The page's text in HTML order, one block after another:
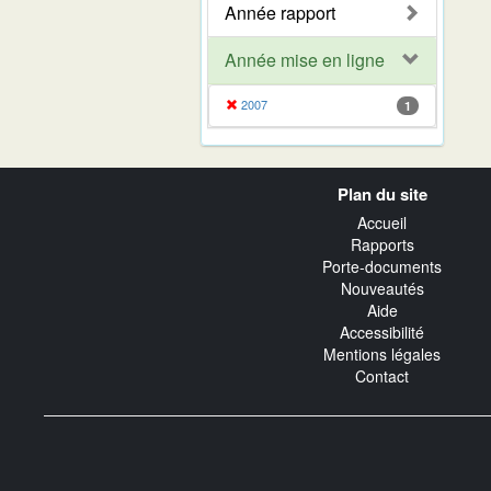
Année rapport
Année mise en ligne
2007 1
Plan du site
Accueil
Rapports
Porte-documents
Nouveautés
Aide
Accessibilité
Mentions légales
Contact